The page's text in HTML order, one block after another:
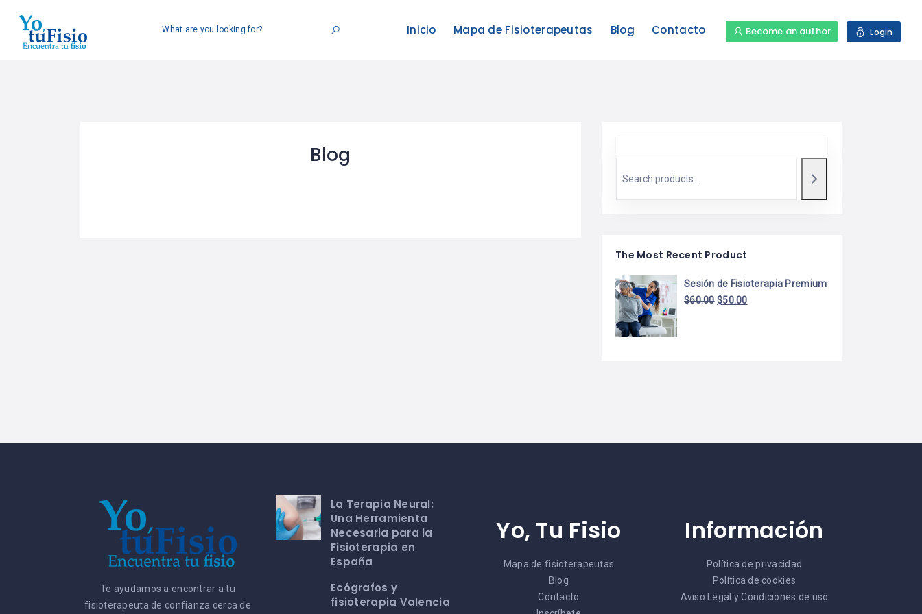
What are you looking for? Inicio Mapa de Fisioterapeutas Blog Contacto Become an author Login
Blog
The Most Recent Product
Sesión de Fisioterapia Premium
$60.00 $50.00
Te ayudamos a encontrar a tu
fisioterapeuta de confianza cerca de
La Terapia Neural:
Una Herramienta
Necesaria para la
Fisioterapia en
España
Ecógrafos y
fisioterapia Valencia
Yo, Tu Fisio
Mapa de fisioterapeutas
Blog
Contacto
Información
Política de privacidad
Política de cookies
Aviso Legal y Condiciones de uso